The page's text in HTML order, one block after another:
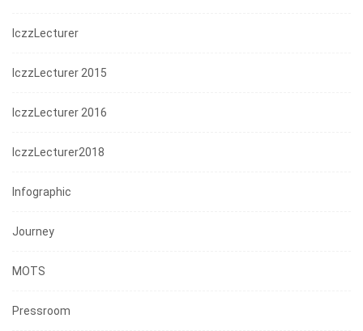
IczzLecturer
IczzLecturer 2015
IczzLecturer 2016
IczzLecturer2018
Infographic
Journey
MOTS
Pressroom